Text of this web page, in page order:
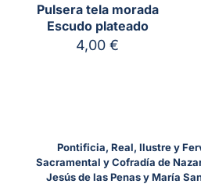
Pulsera tela morada
Escudo plateado
4,00€
Pontificia, Real, Ilustre y
Sacramental y Cofradía de
Jesús de las Penas y María